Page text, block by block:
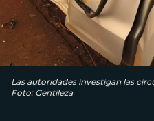
Las autoridades investigan las
Foto: Gentileza